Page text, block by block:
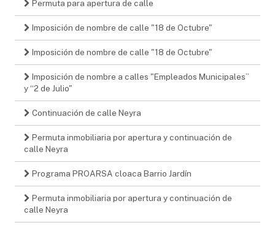
Permuta para apertura de calle
Imposición de nombre de calle "18 de Octubre"
Imposición de nombre de calle "18 de Octubre"
Imposición de nombre a calles "Empleados Municipales”
y “2 de Julio"
Continuación de calle Neyra
Permuta inmobiliaria por apertura y continuación de
calle Neyra
Programa PROARSA cloaca Barrio Jardín
Permuta inmobiliaria por apertura y continuación de
calle Neyra